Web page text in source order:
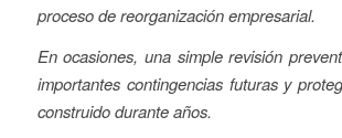
proceso de reorganización empresarial.
En ocasiones, una simple revisión
importantes contingencias futuras y
construido durante años.